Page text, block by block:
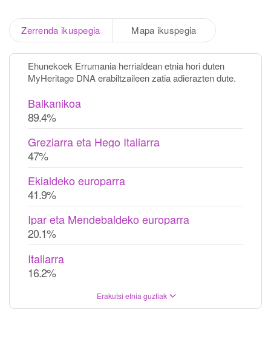
Zerrenda ikuspegia Mapa ikuspegia
Ehunekoek Errumania herrialdean etnia hori duten
MyHeritage DNA erabiltzaileen zatia adierazten dute.
Balkanikoa
89.4%
Greziarra eta Hego Italiarra
47%
Ekialdeko europarra
41.9%
Ipar eta Mendebaldeko europarra
20.1%
Italiarra
16.2%
Erakutsi etnia guztiak